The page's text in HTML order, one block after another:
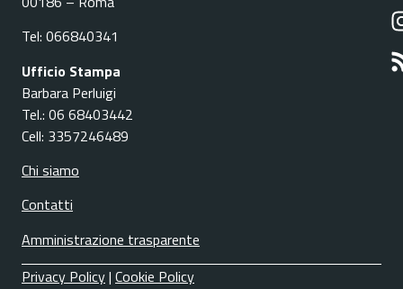
Tel: 066840341
Ufficio Stampa
Barbara Perluigi
Tel.: 06 68403442
Cell: 3357246489
Chi siamo
Contatti
Amministrazione trasparente
Privacy Policy| Cookie Policy